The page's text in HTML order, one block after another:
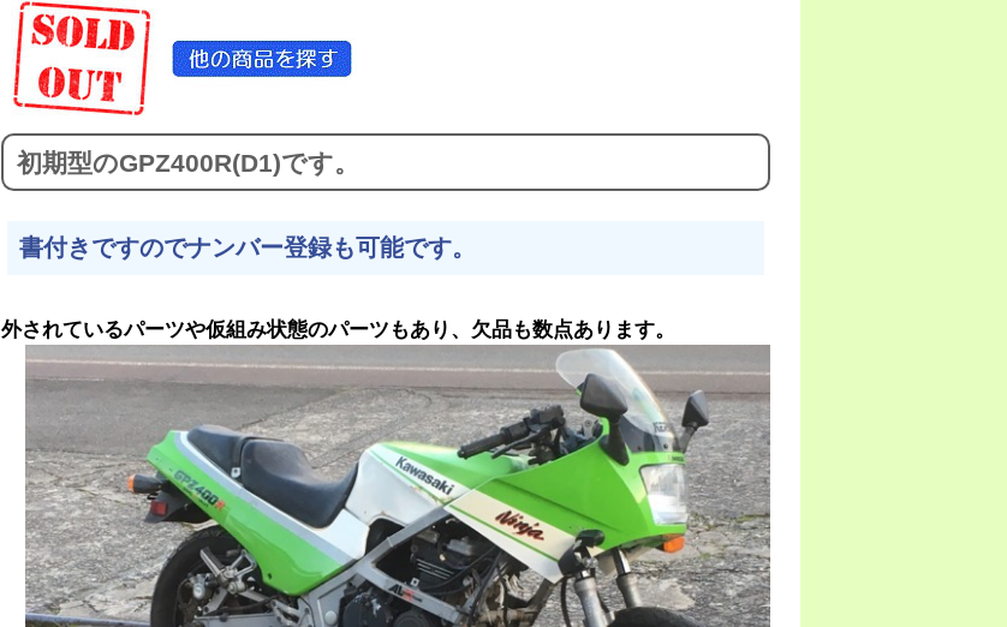
初期型のGPZ400R(D1)です。
書付きですのでナンバー登録も可能です。
外されているパーツや仮組み状態のパーツもあり、欠品も数点あります。